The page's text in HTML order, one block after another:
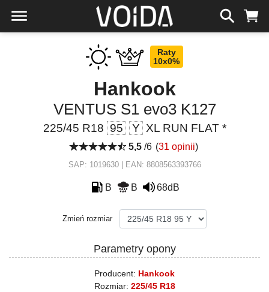
Raty
10x0%
Hankook
VENTUS S1 evo3 K127
225/45 R18 95 Y XL RUN FLAT *
5,5/6 (31 opinii)
SAP: 1019630 | EAN: 8808563393766
B B 68dB
Zmień rozmiar
Parametry opony
Producent: Hankook
Rozmiar: 225/45 R18